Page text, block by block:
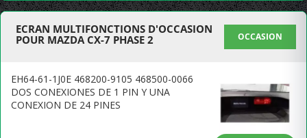
ECRAN MULTIFONCTIONS D'OCCASION
POUR MAZDA CX-7 PHASE 2
OCCASION
EH64-61-1J0E 468200-9105 468500-0066
DOS CONEXIONES DE 1 PIN Y UNA
CONEXION DE 24 PINES